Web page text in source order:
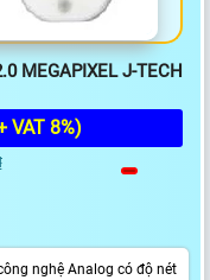
MEGAPIXEL J-TECH
VAT 8%)
nghệ Analog có độ nét